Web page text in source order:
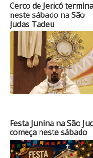
Cerco de Jericó termina
neste sábado na São
Judas Tadeu
Festa Junina na São
começa neste sábado